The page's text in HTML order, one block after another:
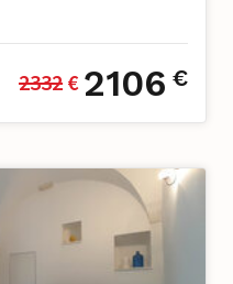
2332 € 2106 €